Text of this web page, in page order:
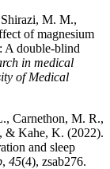
M. M.,
of magnesium
A double-blind
in medical
of Medical
Carnethon, M. R.,
& Kahe, K. (2022).
and sleep
, 45(4), zsab276.